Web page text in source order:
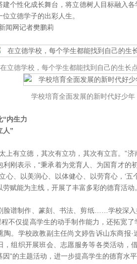
建个性化成长舞台，将立德树人目标融入
立德学子的出彩人生。
网记者樊鹏莉
在立德学校，每个学生都能找到自己的生长
学校培育全面发展的新时代好少年
内生力
”
有立德，其次有立功，其次有立言。”济
刚表示，“秉承着为党育人、为国育才的
心、以美润心、以体健心、以劳育心，‘
赋能为主线，开展了丰富多彩的德育活动
谱制作、篆刻、书法、剪纸……学校深入
程不仅提高学生的动手制作能力，还拓宽
陶。学校政教副主任尚文婷告诉山东商报
，组织开展班会、志愿服务等各类活动，
”的主题活动，进一步提高学生的德育水